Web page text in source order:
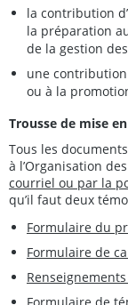
la contribution
la préparation
de la gestion
une
ou à la
Trousse de mise
Tous les
à l’Organisation
courriel ou par la
qu’il faut deux
Formulaire du
Formulaire de
Formulaire de